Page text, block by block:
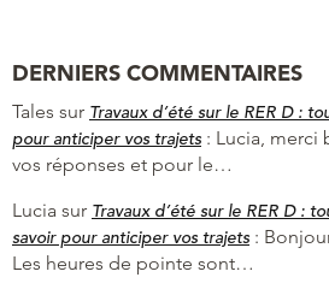
DERNIERS COMMENTAIRES
Tales sur Travaux d’été sur le RER D :
pour anticiper vos trajets : Lucia, merci
vos réponses et pour le…
Lucia sur Travaux d’été sur le RER D :
savoir pour anticiper vos trajets :
Les heures de pointe sont…